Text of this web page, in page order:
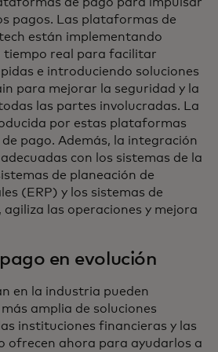
pagos. Las plataformas de
están implementando
tiempo real para facilitar
e introduciendo soluciones
para mejorar la seguridad y la
las partes involucradas. La
por estas plataformas
pago. Además, la integración
con los sistemas de la
de planeación de
(ERP) y los sistemas de
las operaciones y mejora
en evolución
en la industria pueden
amplia de soluciones
instituciones financieras y las
ofrecen ahora para ayudarlos a